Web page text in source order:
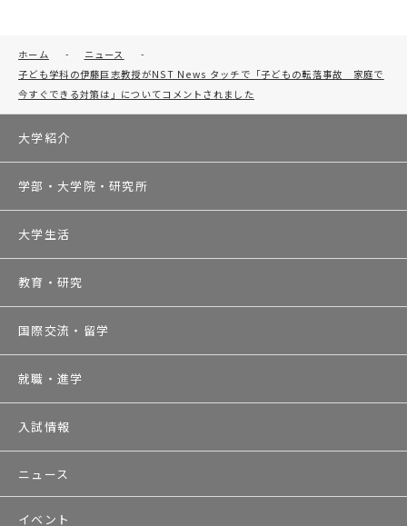
ホーム - ニュース
-
子ども学科の伊藤巨志教授がNST News タッチで「子どもの転落事故 家庭で
今すぐできる対策は」についてコメントされました
大学紹介
学部・大学院・研究所
大学生活
教育・研究
国際交流・留学
就職・進学
入試情報
ニュース
イベント